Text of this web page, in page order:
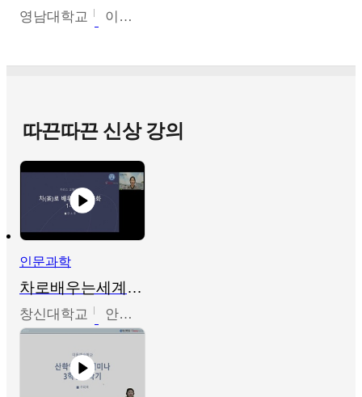
영남대학교 이선화
따끈따끈 신상 강의
인문과학
차로배우는세계문화
창신대학교 안소영